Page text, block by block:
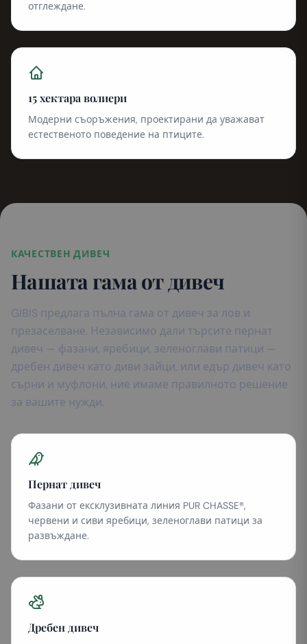
отглеждане.
15 хектара волиери
Модерни съоръжения, проектирани да уважават
естественото поведение на птиците.
КАЧЕСТВЕН ДИВЕЧ
Нашата гама от дивеч
GIBIS предлага пълна гама от дивеч за лов и
презаселване. Независимо дали търсите пернат
дивеч — фазани, яребици, зеленоглави патици —
дребен дивеч като диви зайци, или едър дивеч като
сърни и муфлони, ние имаме правилното решение
за вашите нужди.
Пернат дивеч
Фазани от ексклузивната линия PUR CHASSE®,
червени и сиви яребици, зеленоглави патици за
развъждане.
Дребен дивеч